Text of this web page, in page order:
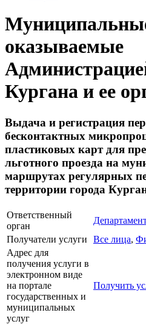
оказываемые
Кургана и ее
Выдача и регистрация
бесконтактных
пластиковых карт для
льготного проезда на
маршрутах регулярных
территории города
Ответственный
орган
Получатели услуги
Все лица,
Адрес для
получения услуги в
электронном виде
на портале
государственных и
муниципальных
услуг
Получить